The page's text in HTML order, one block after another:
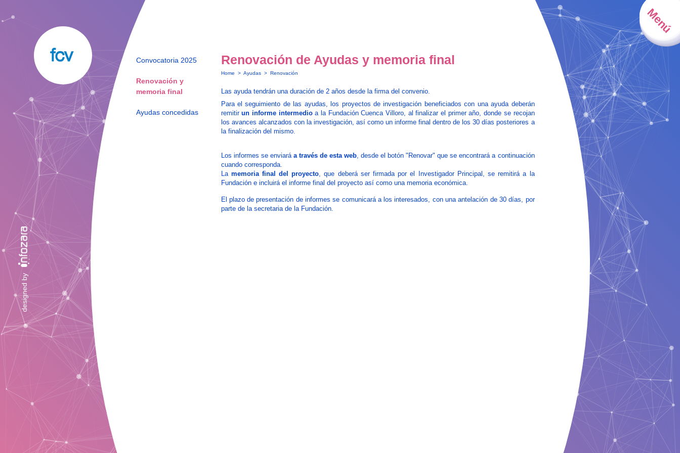
Menú
designed by
Convocatoria 2025
Renovación y
memoria final
Ayudas concedidas
Renovación de Ayudas y memoria final
Home > Ayudas> Renovación
Las ayuda tendrán una duración de 2 años desde la firma del convenio.
Para el seguimiento de las ayudas, los proyectos de investigación beneficiados con una ayuda deberán
remitirun informe intermedioa la Fundación Cuenca Villoro, al finalizar el primer año, donde se recojan
los avances alcanzados con la investigación, así como un informe final dentro de los 30 días posteriores a
la finalización del mismo.
Los informes se enviará a través de esta web, desde el botón "Renovar" que se encontrará a continuación
cuando corresponda.
La memoria final del proyecto, que deberá ser firmada por el Investigador Principal, se remitirá a la
Fundación e incluirá el informe final del proyecto así como una memoria económica.
El plazo de presentación de informes se comunicará a los interesados, con una antelación de 30 días, por
parte de la secretaria de la Fundación.